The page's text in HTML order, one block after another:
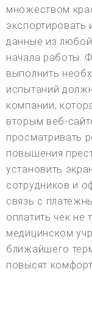
множеством
данные из
начала работы.
выполнить
испытаний
компании,
вторым веб-
просматривать
повышения
установить
сотрудников и
связь с
оплатить чек не
медицинском
ближайшего
повысят